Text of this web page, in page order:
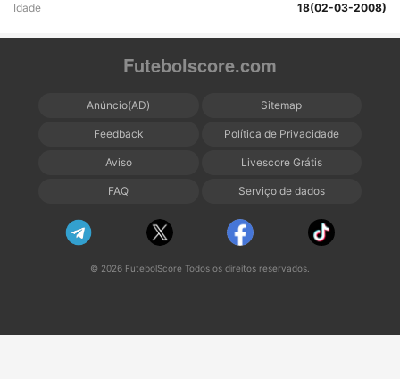
Idade 18(02-03-2008)
Futebolscore.com
Anúncio(AD) Sitemap
Feedback Política de Privacidade
Aviso Livescore Grátis
FAQ Serviço de dados
© 2026 FutebolScore Todos os direitos reservados.